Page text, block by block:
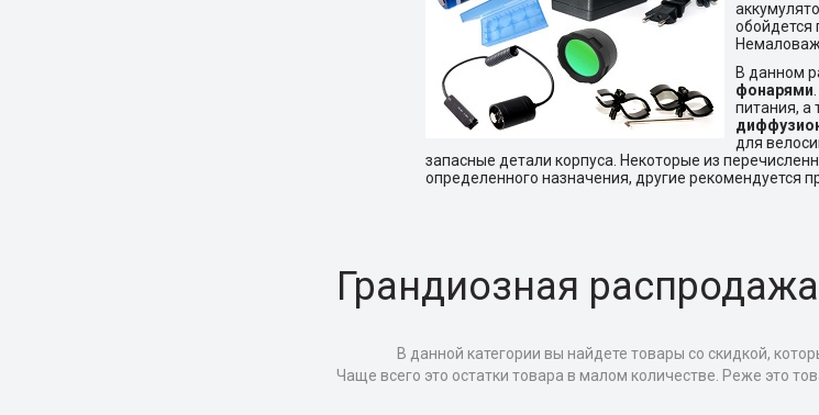
обойдется
В данном
фонарями
питания, а
для
запасные детали корпуса. Некоторые из
определенного назначения, другие рекомендуется
Грандиозная
В данной категории вы найдете товары со скидкой,
Чаще всего это остатки товара в малом количестве. Реже это